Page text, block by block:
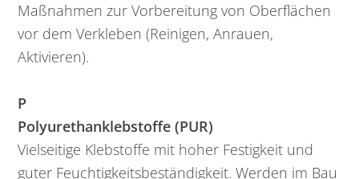
Maßnahmen zur Vorbereitung von Oberflächen
vor dem Verkleben (Reinigen, Anrauen,
Aktivieren).
P
Polyurethanklebstoffe (PUR)
Vielseitige Klebstoffe mit hoher Festigkeit und
guter Feuchtigkeitsbeständigkeit. Werden im Bau